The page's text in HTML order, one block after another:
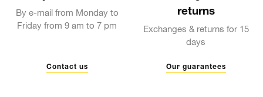
By e-mail from Monday to
Friday from 9 am to 7 pm
Contact us
returns
Exchanges & returns for 15
days
Our guarantees